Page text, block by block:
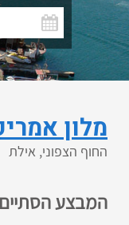
מלון
החוף הצפוני, אילת
המבצע